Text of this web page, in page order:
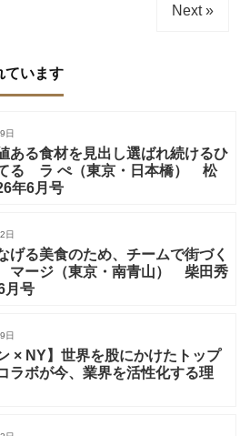
Next »
ています
日
ある食材を見出し選ばれ続けるひ
る ラ ぺ（東京・日本橋） 松
26年6月号
日
げる美食のため、チームで街づく
マージ（東京・南青山） 柴田秀
号
日
× NY】世界を股にかけたトップ
ラボが今、業界を活性化する理